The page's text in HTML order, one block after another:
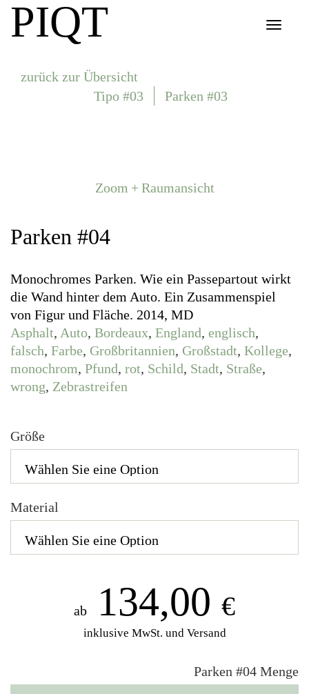
Toggle
PIQT
zurück zur Übersicht
Tipo #03
Parken #03
Zoom + Raumansicht
Parken #04
Monochromes Parken. Wie ein Passepartout wirkt
die Wand hinter dem Auto. Ein Zusammenspiel
von Figur und Fläche. 2014, MD
Asphalt, Auto, Bordeaux, England, englisch,
falsch, Farbe, Großbritannien, Großstadt, Kollege,
monochrom, Pfund, rot, Schild, Stadt, Straße,
wrong, Zebrastreifen
Größe
Material
ab 134,00 €
inklusive MwSt. und Versand
Parken #04 Menge